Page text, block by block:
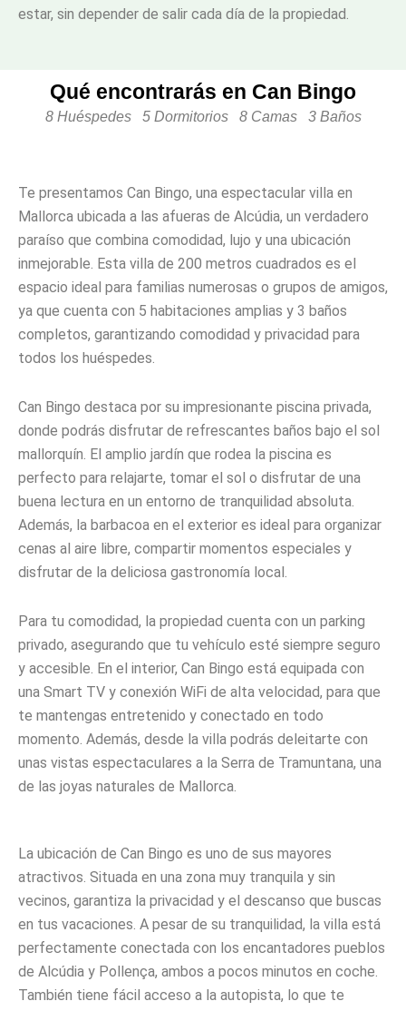
estar, sin depender de salir cada día de la propiedad.
Qué encontrarás en Can Bingo
8 Huéspedes 5 Dormitorios 8 Camas 3 Baños
Te presentamos Can Bingo, una espectacular villa en
Mallorca ubicada a las afueras de Alcúdia, un verdadero
paraíso que combina comodidad, lujo y una ubicación
inmejorable. Esta villa de 200 metros cuadrados es el
espacio ideal para familias numerosas o grupos de amigos,
ya que cuenta con 5 habitaciones amplias y 3 baños
completos, garantizando comodidad y privacidad para
todos los huéspedes.
Can Bingo destaca por su impresionante piscina privada,
donde podrás disfrutar de refrescantes baños bajo el sol
mallorquín. El amplio jardín que rodea la piscina es
perfecto para relajarte, tomar el sol o disfrutar de una
buena lectura en un entorno de tranquilidad absoluta.
Además, la barbacoa en el exterior es ideal para organizar
cenas al aire libre, compartir momentos especiales y
disfrutar de la deliciosa gastronomía local.
Para tu comodidad, la propiedad cuenta con un parking
privado, asegurando que tu vehículo esté siempre seguro
y accesible. En el interior, Can Bingo está equipada con
una Smart TV y conexión WiFi de alta velocidad, para que
te mantengas entretenido y conectado en todo
momento. Además, desde la villa podrás deleitarte con
unas vistas espectaculares a la Serra de Tramuntana, una
de las joyas naturales de Mallorca.
La ubicación de Can Bingo es uno de sus mayores
atractivos. Situada en una zona muy tranquila y sin
vecinos, garantiza la privacidad y el descanso que buscas
en tus vacaciones. A pesar de su tranquilidad, la villa está
perfectamente conectada con los encantadores pueblos
de Alcúdia y Pollença, ambos a pocos minutos en coche.
También tiene fácil acceso a la autopista, lo que te